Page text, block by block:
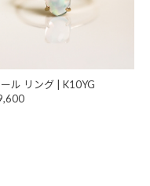
ル リング | K10YG